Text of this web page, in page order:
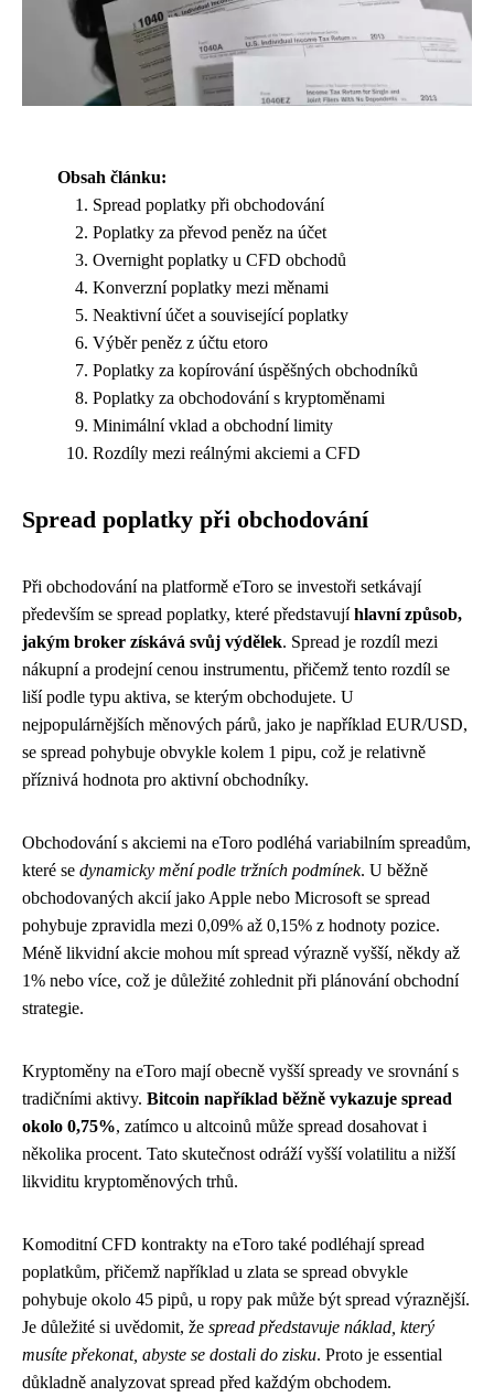
Obsah článku:
Spread poplatky při obchodování
Poplatky za převod peněz na účet
Overnight poplatky u CFD obchodů
Konverzní poplatky mezi měnami
Neaktivní účet a související poplatky
Výběr peněz z účtu etoro
Poplatky za kopírování úspěšných obchodníků
Poplatky za obchodování s kryptoměnami
Minimální vklad a obchodní limity
Rozdíly mezi reálnými akciemi a CFD
Spread poplatky při obchodování
Při obchodování na platformě eToro se investoři setkávají
především se spread poplatky, které představujíhlavní způsob,
jakým broker získává svůj výdělek. Spread je rozdíl mezi
nákupní a prodejní cenou instrumentu, přičemž tento rozdíl se
liší podle typu aktiva, se kterým obchodujete. U
nejpopulárnějších měnových párů, jako je například EUR/USD,
se spread pohybuje obvykle kolem 1 pipu, což je relativně
příznivá hodnota pro aktivní obchodníky.
Obchodování s akciemi na eToro podléhá variabilním spreadům,
které se dynamicky mění podle tržních podmínek. U běžně
obchodovaných akcií jako Apple nebo Microsoft se spread
pohybuje zpravidla mezi 0,09% až 0,15% z hodnoty pozice.
Méně likvidní akcie mohou mít spread výrazně vyšší, někdy až
1% nebo více, což je důležité zohlednit při plánování obchodní
strategie.
Kryptoměny na eToro mají obecně vyšší spready ve srovnání s
tradičními aktivy. Bitcoin například běžně vykazuje spread
okolo 0,75%, zatímco u altcoinů může spread dosahovat i
několika procent. Tato skutečnost odráží vyšší volatilitu a nižší
likviditu kryptoměnových trhů.
Komoditní CFD kontrakty na eToro také podléhají spread
poplatkům, přičemž například u zlata se spread obvykle
pohybuje okolo 45 pipů, u ropy pak může být spread výraznější.
Je důležité si uvědomit, že spread představuje náklad, který
musíte překonat, abyste se dostali do zisku. Proto je essential
důkladně analyzovat spread před každým obchodem.